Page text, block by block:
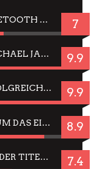
JBL TUNE 720BT: OVER EAR BLUETOOTH KOPFHÖRER UM DIE 50,-€ IM DAUER-TEST 7
WEGEN DES ERFOLGES – MJ: MICHAEL JACKSON MUSICAL IN EINER MATINEE SEHEN 9.9
JELLYFISH HAMBURG: DAS ERFOLGREICHE SOMMER-MENÜ 2025 IN GEFÜHLEN UND BILDERN 9.9
CÉSAR FÜR JIM CARREY? WARUM DAS EINER DER NERVIGSTEN ACTORS IST UND BLEIBT 8.9
JING JING: IN-THAI RÄUMT WIEDER TITEL AB – EIN ZWEI-STUNDEN-ERLEBNISBERICHT 7.4